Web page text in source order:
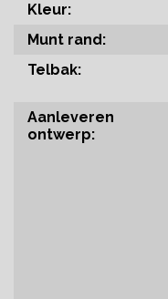
Kleur:
Munt rand:
Telbak:
Aanleveren
ontwerp: